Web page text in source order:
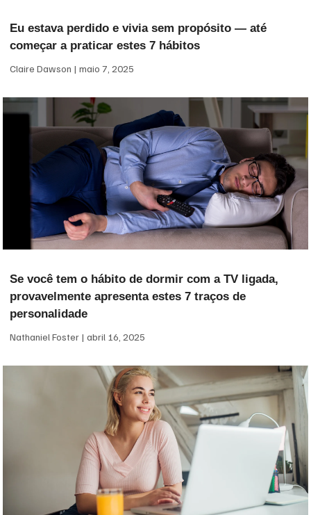
Eu estava perdido e vivia sem propósito — até
começar a praticar estes 7 hábitos
Claire Dawson maio 7, 2025
Se você tem o hábito de dormir com a TV ligada,
provavelmente apresenta estes 7 traços de
personalidade
Nathaniel Foster abril 16, 2025